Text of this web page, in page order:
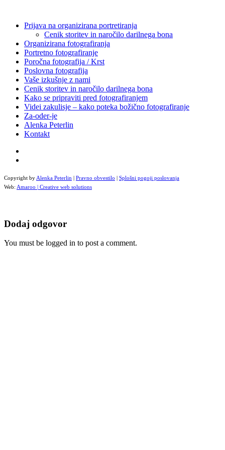
Prijava na organizirana portretiranja
Cenik storitev in naročilo darilnega bona
Organizirana fotografiranja
Portretno fotografiranje
Poročna fotografija / Krst
Poslovna fotografija
Vaše izkušnje z nami
Cenik storitev in naročilo darilnega bona
Kako se pripraviti pred fotografiranjem
Videi zakulisje – kako poteka božično fotografiranje
Za-oder-je
Alenka Peterlin
Kontakt
Copyright by Alenka Peterlin | Pravno obvestilo | Splošni pogoji poslovanja
Web: Amaroo | Creative web solutions
Dodaj odgovor
You must be logged in to post a comment.